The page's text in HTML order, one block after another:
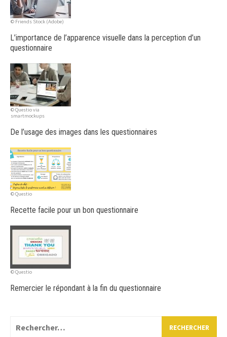
© Friends Stock (Adobe)
L’importance de l’apparence visuelle dans la perception d’un
questionnaire
© Questio via
smartmockups
De l’usage des images dans les questionnaires
© Questio
Recette facile pour un bon questionnaire
© Questio
Remercier le répondant à la fin du questionnaire